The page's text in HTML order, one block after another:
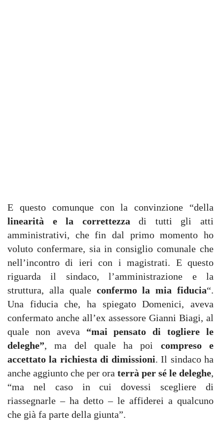
E questo comunque con la convinzione “della
linearità e la correttezzadi tutti gli atti
amministrativi, che fin dal primo momento ho
voluto confermare, sia in consiglio comunale che
nell’incontro di ieri con i magistrati. E questo
riguarda il sindaco, l’amministrazione e la
struttura, alla qualeconfermo la mia fiducia“.
Una fiducia che, ha spiegato Domenici, aveva
confermato anche all’ex assessore Gianni Biagi, al
quale non aveva “mai pensato di togliere le
deleghe”, ma del quale ha poi compreso e
accettato la richiesta di dimissioni. Il sindaco ha
anche aggiunto che per ora terrà per sé le deleghe,
“ma nel caso in cui dovessi scegliere di
riassegnarle – ha detto – le affiderei a qualcuno
che già fa parte della giunta”.